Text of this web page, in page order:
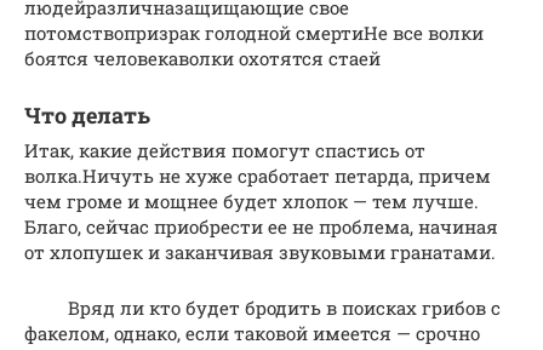
людейразличназащищающие свое
потомствопризрак голодной смертиНе все волки
боятся человекаволки охотятся стаей
Что делать
Итак, какие действия помогут спастись от
волка.Ничуть не хуже сработает петарда, причем
чем громе и мощнее будет хлопок — тем лучше.
Благо, сейчас приобрести ее не проблема, начиная
от хлопушек и заканчивая звуковыми гранатами.
Вряд ли кто будет бродить в поисках грибов с
факелом, однако, если таковой имеется — срочно